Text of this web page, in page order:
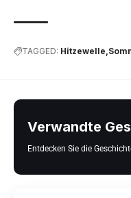
TAGGED: Hitzewelle
Verwandte
Entdecken Sie die